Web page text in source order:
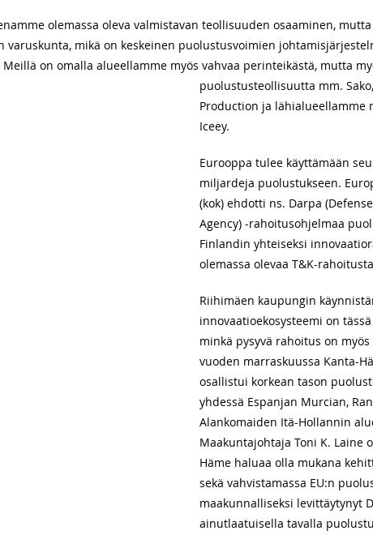
olemassa oleva valmistavan teollisuuden osaaminen,
varuskunta, mikä on keskeinen puolustusvoimien
on omalla alueellamme myös vahvaa perinteikästä, mutta
puolustusteollisuutta mm.
Production ja lähialueellamme
Iceey.
Eurooppa tulee käyttämään
miljardeja puolustukseen.
(kok) ehdotti ns. Darpa
Agency) -rahoitusohjelmaa
Finlandin yhteiseksi
olemassa olevaa T&K-
Riihimäen kaupungin
innovaatioekosysteemi on
minkä pysyvä rahoitus on
vuoden marraskuussa Kanta-
osallistui korkean tason
yhdessä Espanjan Murcian,
Alankomaiden Itä-Hollannin
Maakuntajohtaja Toni K. Laine
Häme haluaa olla mukana
sekä vahvistamassa EU:n
maakunnalliseksi levittäytynyt
ainutlaatuisella tavalla